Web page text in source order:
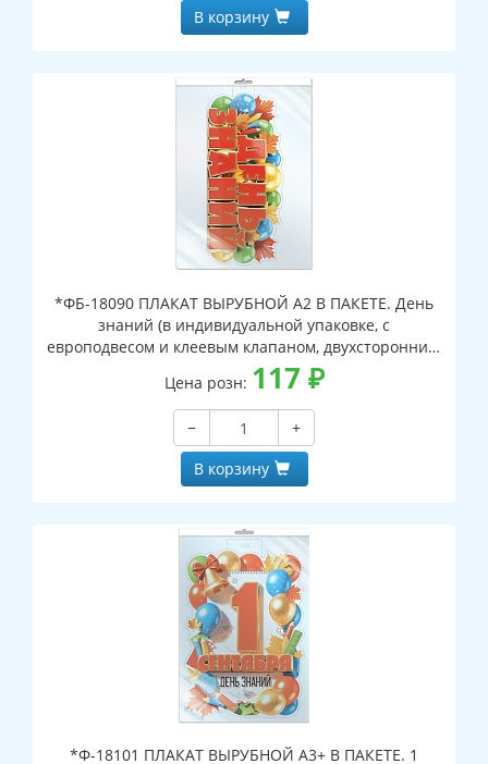
В корзину
*ФБ-18090 ПЛАКАТ ВЫРУБНОЙ А2 В ПАКЕТЕ. День
знаний (в индивидуальной упаковке, с
европодвесом и клеевым клапаном, двухсторонний,
ВД-лак)
Цена розн: 117 ₽
−
+
В корзину
*Ф-18101 ПЛАКАТ ВЫРУБНОЙ А3+ В ПАКЕТЕ. 1